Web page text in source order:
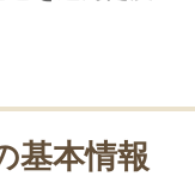
基本情報